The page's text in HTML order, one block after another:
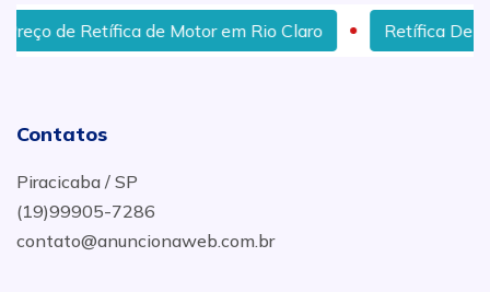
de Retífica de Motor em Rio Claro Retífica De
Contatos
Piracicaba / SP
(19)99905-7286
contato@anuncionaweb.com.br